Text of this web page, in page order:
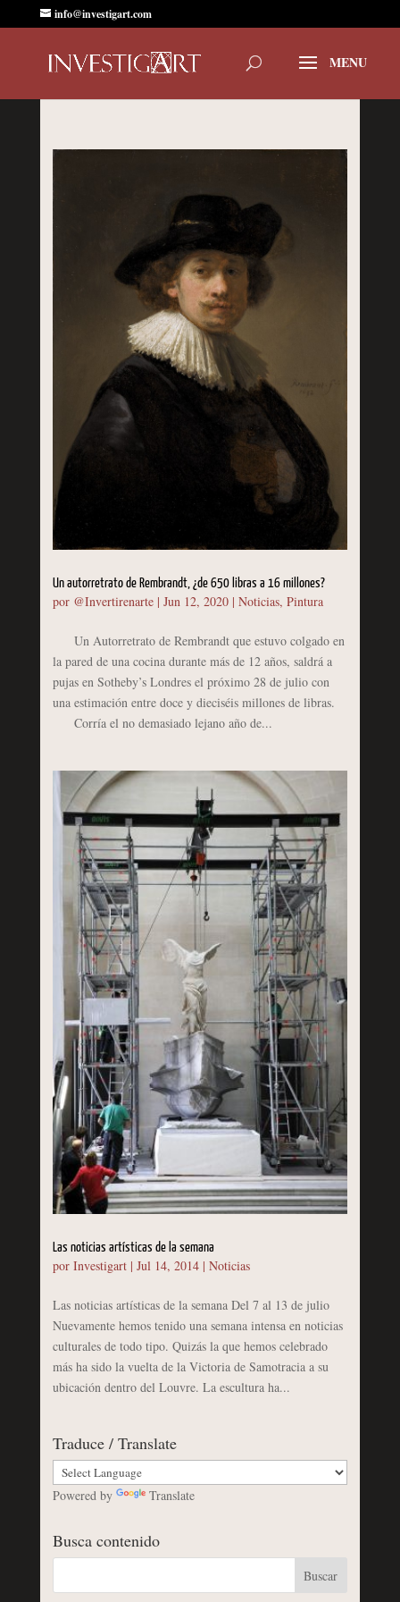
info@investigart.com
Un autorretrato de Rembrandt, ¿de 650 libras a 16 millones?
por @Invertirenarte| Jun 12, 2020| Noticias, Pintura
Un Autorretrato de Rembrandt que estuvo colgado en
la pared de una cocina durante más de 12 años, saldrá a
pujas en Sotheby’s Londres el próximo 28 de julio con
una estimación entre doce y dieciséis millones de libras.
Corría el no demasiado lejano año de...
Las noticias artísticas de la semana
por Investigart| Jul 14, 2014| Noticias
Las noticias artísticas de la semana Del 7 al 13 de julio
Nuevamente hemos tenido una semana intensa en noticias
culturales de todo tipo. Quizás la que hemos celebrado
más ha sido la vuelta de la Victoria de Samotracia a su
ubicación dentro del Louvre. La escultura ha...
Traduce / Translate
Powered by Translate
Busca contenido